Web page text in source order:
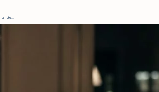
die...